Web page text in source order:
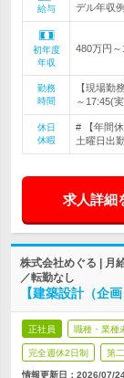
給与
デル年収
初年度
年収
480万円～
勤務
時間
【現場勤
～17:45(
休日
休暇
# 【年間
土曜日出
求人詳細
株式会社めぐる | 月
／転勤なし
【建築設計（企
正社員 職種・業種
完全週休2日制 第
情報更新日：2026/07/